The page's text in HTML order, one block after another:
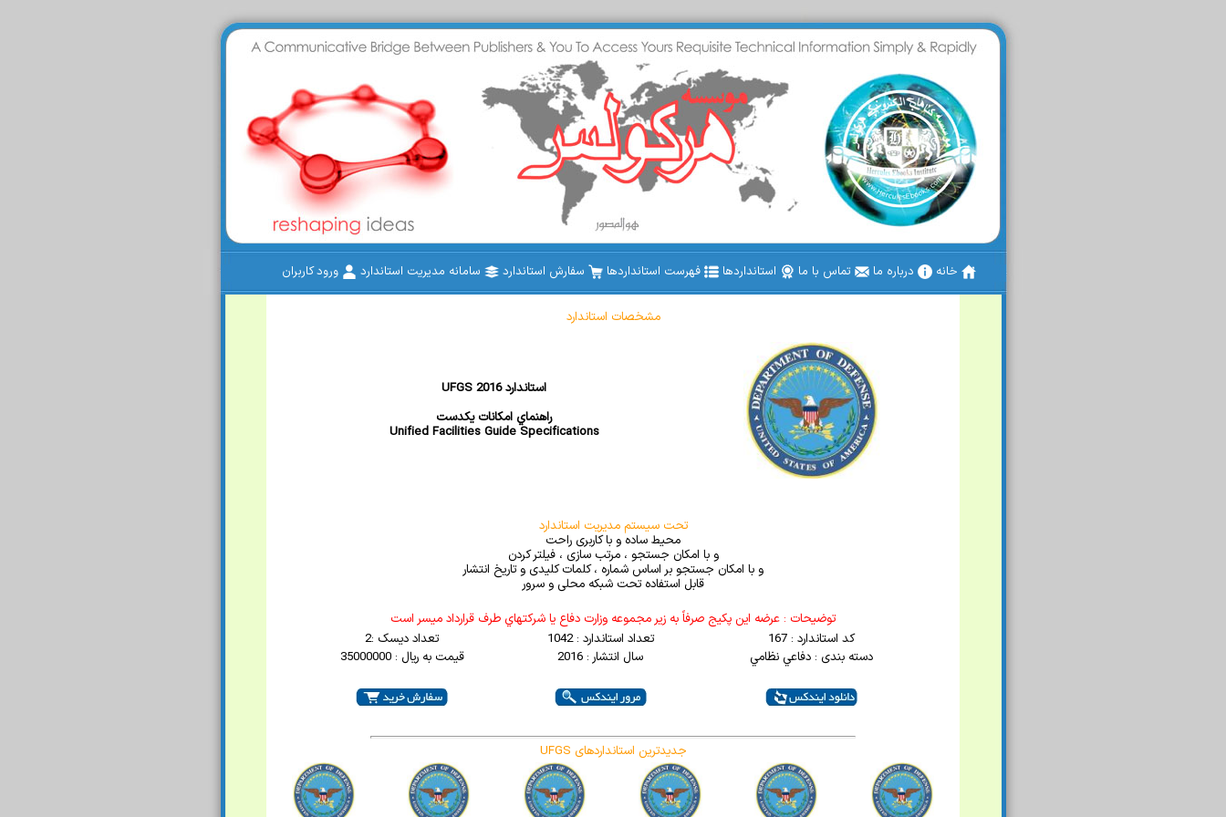
خانه درباره ما تماس با ما استانداردها فهرست استانداردها سفارش استاندارد سامانه مدیریت استاندارد ورود کاربران
مشخصات استاندارد
UFGS 2016 استاندارد
راهنماي امکانات يکدست
Unified Facilities Guide Specifications
تحت سیستم مدیریت استاندارد
محیط ساده و با کاربری راحت
و با امکان جستجو ، مرتب سازی ، فیلتر کردن
و با امکان جستجو بر اساس شماره ، کلمات کلیدی و تاریخ انتشار
قابل استفاده تحت شبکه محلی و سرور
توضيحات : عرضه اين پکيج صرفاً به زير مجموعه وزارت دفاع يا شرکتهاي طرف قرارداد ميسر است
تعداد دیسک :2
تعداد استاندارد : 1042
کد استاندارد : 167
قیمت به ریال : 35000000
سال انتشار : 2016 دسته بندی : دفاعي نظامي
UFGS جدیدترین استانداردهای